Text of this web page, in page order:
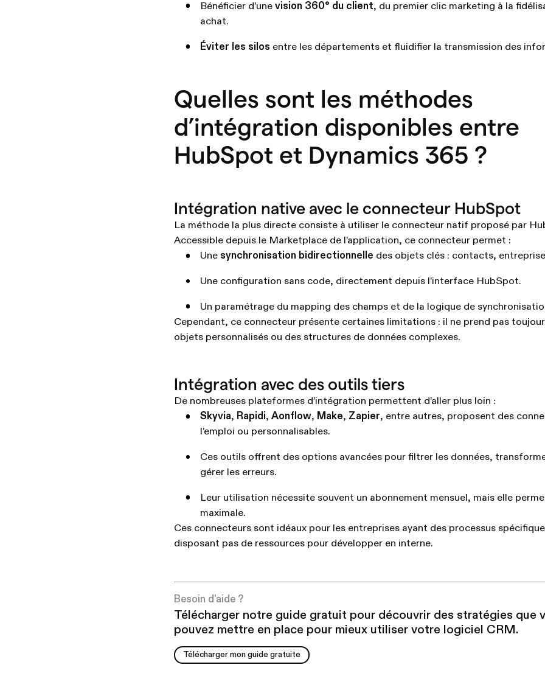
Bénéficier d’unevision 360° du client, du premier clic marketing à la
achat.
Éviter les silos entre les départements et fluidifier la transmission des
Quelles sont les méthodes
d’intégration disponibles entre
HubSpot et Dynamics 365 ?
Intégration native avec le connecteur HubSpot
La méthode la plus directe consiste à utiliser le connecteur natif proposé par
Accessible depuis le Marketplace de l’application, ce connecteur permet :
Une synchronisation bidirectionnelle des objets clés : contacts,
Une configuration sans code, directement depuis l’interface HubSpot.
Un paramétrage du mapping des champs et de la logique de
Cependant, ce connecteur présente certaines limitations : il ne prend pas
objets personnalisés ou des structures de données complexes.
Intégration avec des outils tiers
De nombreuses plateformes d’intégration permettent d’aller plus loin :
Skyvia, Rapidi,Aonflow, Make, Zapier, entre autres, proposent des
l’emploi ou personnalisables.
Ces outils offrent des options avancées pour filtrer les données,
gérer les erreurs.
Leur utilisation nécessite souvent un abonnement mensuel, mais elle
maximale.
Ces connecteurs sont idéaux pour les entreprises ayant des processus
disposant pas de ressources pour développer en interne.
Besoin d'aide ?
Télécharger notre guide gratuit pour découvrir des stratégies que
pouvez mettre en place pour mieux utiliser votre logiciel CRM.
Télécharger mon guide gratuite
Télécharger mon guide gratuite